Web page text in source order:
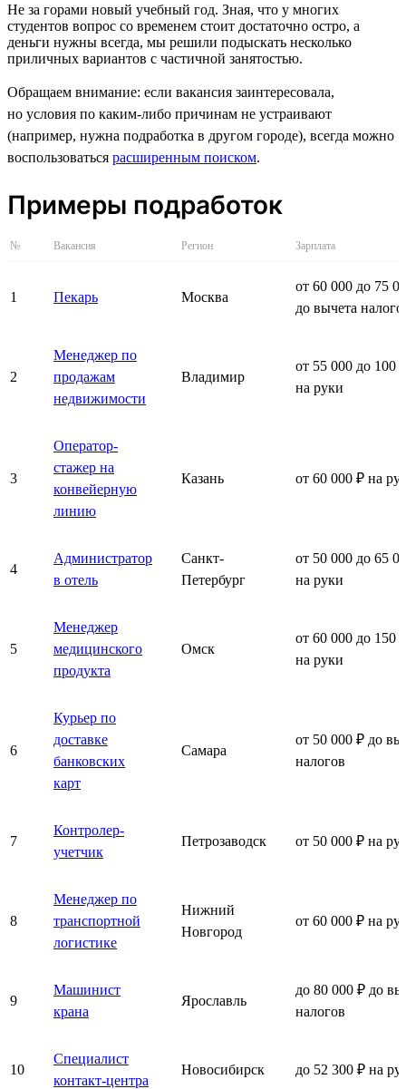
Не за горами новый учебный год. Зная, что у многих
студентов вопрос со временем стоит достаточно остро, а
деньги нужны всегда, мы решили подыскать несколько
приличных вариантов с частичной занятостью.
Обращаем внимание: если вакансия заинтересовала,
но условия по каким-либо причинам не устраивают
(например, нужна подработка в другом городе), всегда можно
воспользоваться расширенным поиском.
Примеры подработок
№ Вакансия Регион Зарплата
1 Пекарь Москва
от 60 000 до 75
до вычета
2
Менеджер по
продажам
недвижимости
Владимир
от 55 000 до 100
на руки
3
Оператор-
стажер на
конвейерную
линию
Казань от 60 000 ₽ на
4
Администратор
в отель
Санкт-
Петербург
от 50 000 до 65
на руки
5
Менеджер
медицинского
продукта
Омск
от 60 000 до 150
на руки
6
Курьер по
доставке
банковских
карт
Самара
от 50 000 ₽ до
налогов
7
Контролер-
учетчик
Петрозаводск от 50 000 ₽ на
8
Менеджер по
транспортной
логистике
Нижний
Новгород
от 60 000 ₽ на
9
Машинист
крана
Ярославль
до 80 000 ₽ до
налогов
10
Специалист
контакт-центра
Новосибирск до 52 300 ₽ на